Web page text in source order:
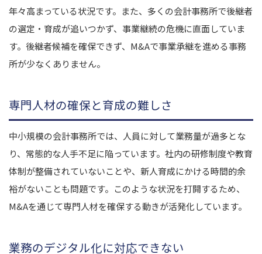
年々高まっている状況です。また、多くの会計事務所で後継者
の選定・育成が追いつかず、事業継続の危機に直面していま
す。後継者候補を確保できず、M&Aで事業承継を進める事務
所が少なくありません。
専門人材の確保と育成の難しさ
中小規模の会計事務所では、人員に対して業務量が過多とな
り、常態的な人手不足に陥っています。社内の研修制度や教育
体制が整備されていないことや、新人育成にかける時間的余
裕がないことも問題です。このような状況を打開するため、
M&Aを通じて専門人材を確保する動きが活発化しています。
業務のデジタル化に対応できない